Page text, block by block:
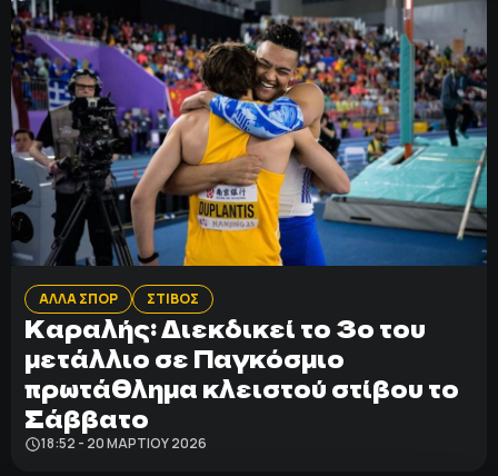
ΑΛΛΑ ΣΠΟΡ ΣΤΙΒΟΣ
Καραλής: Διεκδικεί το 3ο του
μετάλλιο σε Παγκόσμιο
πρωτάθλημα κλειστού στίβου το
Σάββατο
18:52 - 20 ΜΑΡΤΊΟΥ 2026